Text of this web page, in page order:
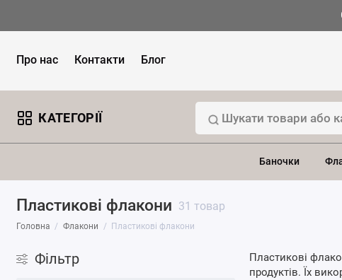
Про нас Контакти Блог
КАТЕГОРІЇ
Баночки
Пластикові флакони 31 товар
Головна Флакони Плаcтикові флакони
Фільтр
Пластикові
продуктів. Їх